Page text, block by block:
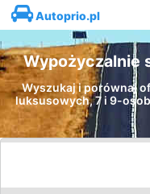
Autoprio.pl
Wypożyczalnie
Wyszukaj i porównaj
luksusowych, 7 i 9-